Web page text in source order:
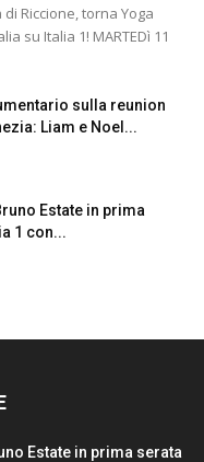
Riccione, torna Yoga
su Italia 1! MARTEDì 11
sulla reunion
Liam e Noel...
Estate in prima
1 con...
Estate in prima serata